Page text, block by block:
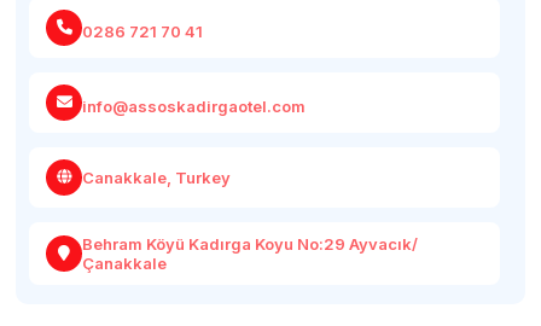
0286 721 70 41
info@assoskadirgaotel.com
Canakkale, Turkey
Behram Köyü Kadırga Koyu No:29 Ayvacık/
Çanakkale